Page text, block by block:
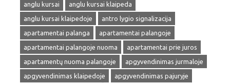
anglu kursai
anglu kursai klaipeda
anglu kursai klaipedoje
antro lygio signalizacija
apartamentai palanga
apartamentai palangoje
apartamentai palangoje nuoma
apartamentai prie juros
apartamentų nuoma palangoje
apgyvendinimas jurmaloje
apgyvendinimas klaipedoje
apgyvendinimas pajuryje